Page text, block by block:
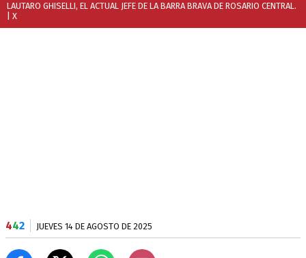
LAUTARO GHISELLI, EL ACTUAL JEFE DE LA BARRA BRAVA DE ROSARIO CENTRAL.
| X
442 JUEVES 14 DE AGOSTO DE 2025